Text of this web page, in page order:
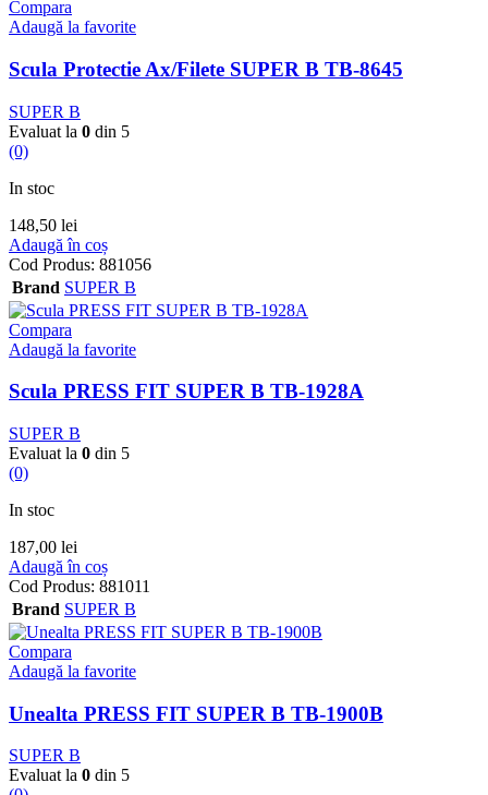
Compara
Adaugă la favorite
Scula Protectie Ax/Filete SUPER B TB-8645
SUPER B
Evaluat la 0 din 5
(0)
In stoc
148,50 lei
Adaugă în coș
Cod Produs: 881056
Brand SUPER B
Compara
Adaugă la favorite
Scula PRESS FIT SUPER B TB-1928A
SUPER B
Evaluat la 0 din 5
(0)
In stoc
187,00 lei
Adaugă în coș
Cod Produs: 881011
Brand SUPER B
Compara
Adaugă la favorite
Unealta PRESS FIT SUPER B TB-1900B
SUPER B
Evaluat la 0 din 5